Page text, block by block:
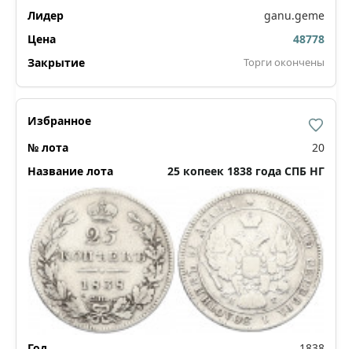
ganu.geme
48778
Торги окончены
20
25 копеек 1838 года СПБ НГ